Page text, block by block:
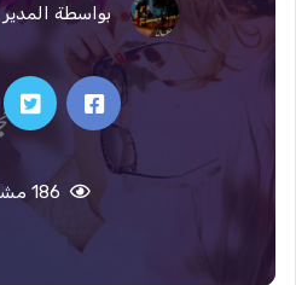
بواسطة المدير